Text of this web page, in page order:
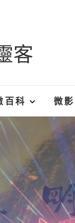
客
百科 微